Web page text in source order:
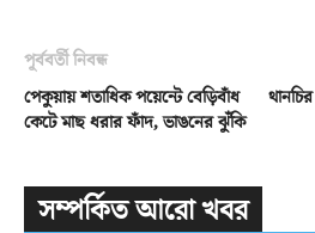
পূর্ববর্তী নিবন্ধ
পেকুয়ায় শতাধিক পয়েন্টে বেড়িবাঁধ
কেটে মাছ ধরার ফাঁদ, ভাঙনের ঝুঁকি
সম্পর্কিত আরো খবর